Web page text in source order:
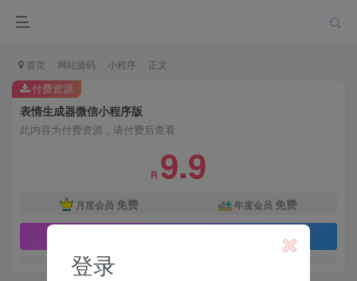
首页 网站源码 小程序 正文
表情生成器微信小程序版
此内容为付费资源，请付费后查看
R 9.9
月度会员 免费 年度会员 免费
付费资源
登录